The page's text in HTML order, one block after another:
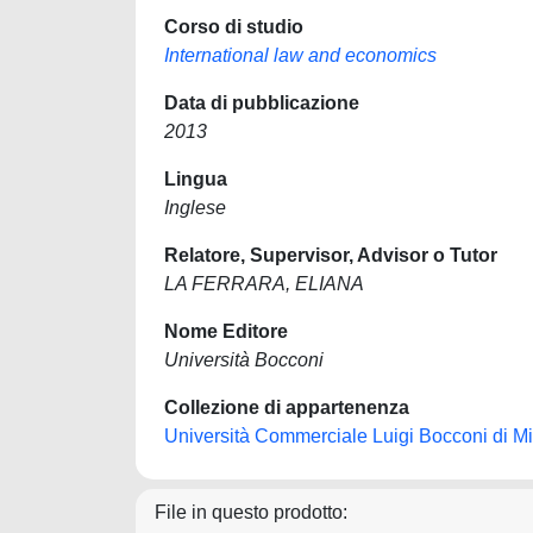
Corso di studio
International law and economics
Data di pubblicazione
2013
Lingua
Inglese
Relatore, Supervisor, Advisor o Tutor
LA FERRARA, ELIANA
Nome Editore
Università Bocconi
Collezione di appartenenza
Università Commerciale Luigi Bocconi di
File in questo prodotto: